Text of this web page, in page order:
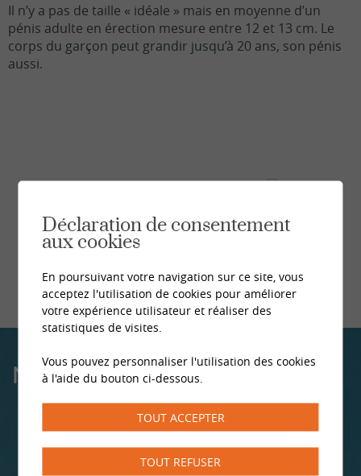
Il n’y a pas de taille « idéale » mais en moyenne d’un
pénis adulte en érection mesure entre 12 et 13 cm. Le
corps du garçon peut grandir jusqu’à 20 ans, son pénis
aussi.
NOS CENTRES
Déclaration de consentement
aux cookies
En poursuivant votre navigation sur ce site, vous
acceptez l'utilisation de cookies pour améliorer
votre expérience utilisateur et réaliser des
statistiques de visites.
Vous pouvez personnaliser l'utilisation des cookies
à l'aide du bouton ci-dessous.
TOUT ACCEPTER
TOUT REFUSER